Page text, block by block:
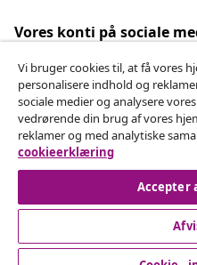
Vores konti på sociale
Fortryd køb
Indsend en anmodning
Vi bruger cookies til, at få vores
personalisere indhold og
sociale medier og analysere
vedrørende din brug af vores
reklamer og med analytiske
cookieerklæring
Accepter